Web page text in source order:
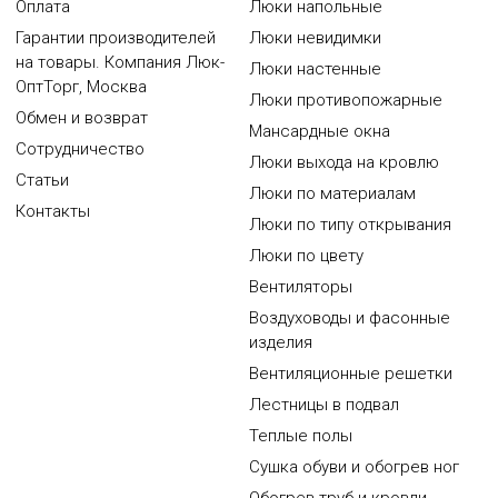
Оплата
Гарантии производителей
на товары. Компания Люк-
ОптТорг, Москва
Обмен и возврат
Сотрудничество
Статьи
Контакты
Люки напольные
Люки невидимки
Люки настенные
Люки противопожарные
Мансардные окна
Люки выхода на кровлю
Люки по материалам
Люки по типу открывания
Люки по цвету
Вентиляторы
Воздуховоды и фасонные
изделия
Вентиляционные решетки
Лестницы в подвал
Теплые полы
Сушка обуви и обогрев ног